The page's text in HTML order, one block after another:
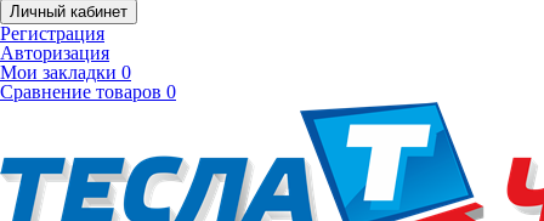
Личный кабинет
Регистрация
Авторизация
Мои закладки 0
Сравнение товаров 0